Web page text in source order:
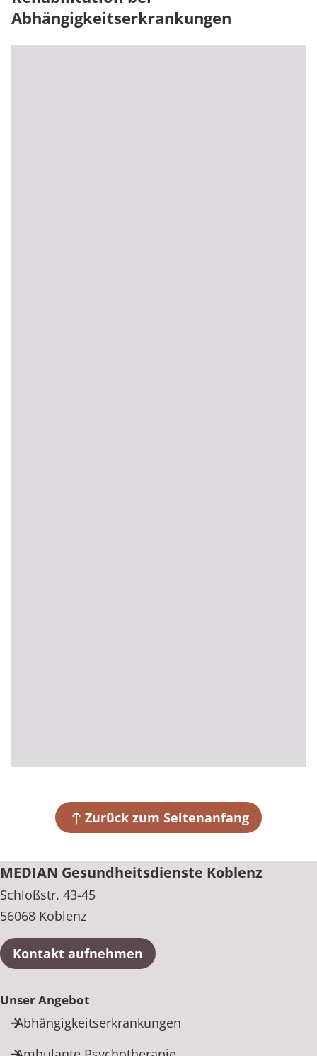
Abhängigkeitserkrankungen
Zurück zum Seitenanfang
MEDIAN Gesundheitsdienste Koblenz
Schloßstr. 43-45
56068 Koblenz
Kontakt aufnehmen
Unser Angebot
Abhängigkeitserkrankungen